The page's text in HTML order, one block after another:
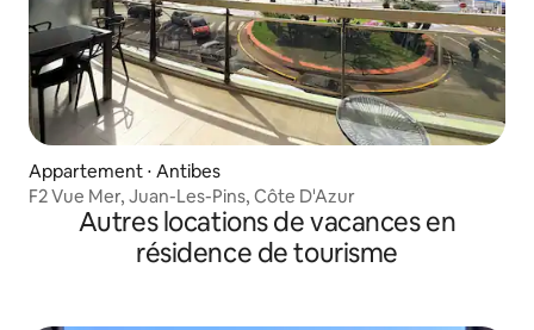
Appartement ⋅ Antibes
F2 Vue Mer, Juan-Les-Pins, Côte D'Azur
Autres locations de vacances en
résidence de tourisme